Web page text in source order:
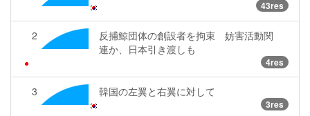
43res
2
反捕鯨団体の創設者を拘束 妨害活動関
連か、日本引き渡しも
4res
3 韓国の左翼と右翼に対して
3res